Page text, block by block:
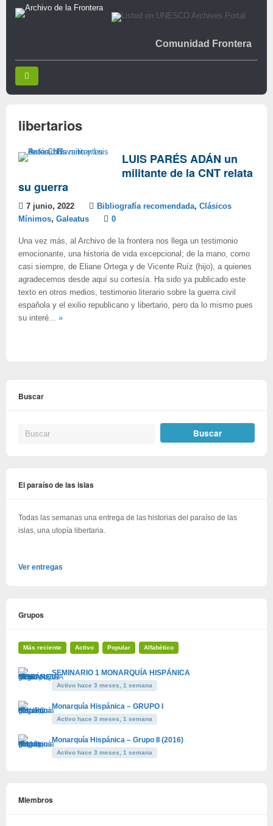
Comunidad Frontera
libertarios
LUIS PARÉS ADÁN un
militante de la CNT relata
su guerra
7 junio, 2022 Bibliografía recomendada, Clásicos
Mínimos, Galeatus 0
Una vez más, al Archivo de la frontera nos llega un testimonio
emocionante, una historia de vida excepcional; de la mano, como
casi siempre, de Eliane Ortega y de Vicente Ruíz (hijo), a quienes
agradecemos desde aquí su cortesía. Ha sido ya publicado este
texto en otros medios, testimonio literario sobre la guerra civil
española y el exilio republicano y libertario, pero da lo mismo pues
su interé... »
Buscar
El paraíso de las islas
Todas las semanas una entrega de las historias del paraíso de las
islas, una utopía libertaria.
Ver entregas
Grupos
Más reciente Activo Popular Alfabético
SEMINARIO 1 MONARQUÍA HISPÁNICA
Activo hace 3 meses, 1 semana
Monarquía Hispánica – GRUPO I
Activo hace 3 meses, 1 semana
Monarquía Hispánica – Grupo II (2016)
Activo hace 3 meses, 1 semana
Miembros